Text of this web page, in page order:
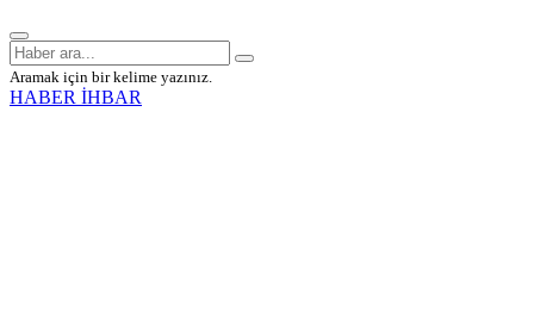
Aramak için bir kelime yazınız.
HABER İHBAR